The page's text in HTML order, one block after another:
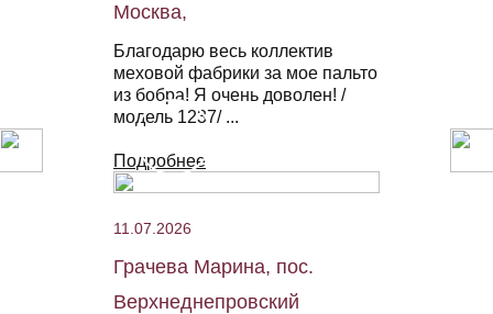
Москва,
Благодарю весь коллектив
меховой фабрики за мое пальто
из бобра! Я очень доволен! /
модель 1237/ ...
Подробнее
11.07.2026
Грачева Марина, пос.
Верхнеднепровский